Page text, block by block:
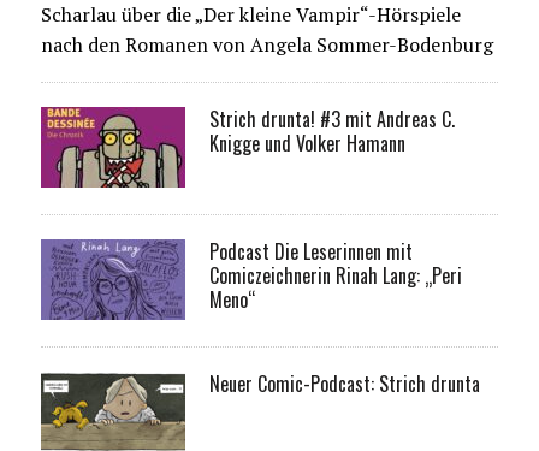
Scharlau über die „Der kleine Vampir“-Hörspiele
nach den Romanen von Angela Sommer-Bodenburg
Strich drunta! #3 mit Andreas C.
Knigge und Volker Hamann
Podcast Die Leserinnen mit
Comiczeichnerin Rinah Lang: „Peri
Meno“
Neuer Comic-Podcast: Strich drunta